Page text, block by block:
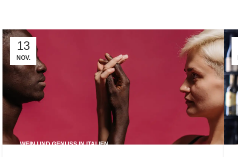
13
NOV.
WEIN UND GENUSS IN ITALIEN